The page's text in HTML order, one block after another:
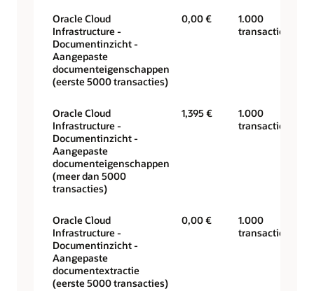
Oracle Cloud
Infrastructure -
Documentinzicht -
Aangepaste
documenteigenschappen
(eerste 5000 transacties)
0,00 €
1.000
transacties
Oracle Cloud
Infrastructure -
Documentinzicht -
Aangepaste
documenteigenschappen
(meer dan 5000
transacties)
1,395 €
1.000
transacties
Oracle Cloud
Infrastructure -
Documentinzicht -
Aangepaste
documentextractie
(eerste 5000 transacties)
0,00 €
1.000
transacties